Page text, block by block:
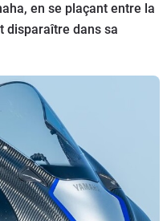
en se plaçant entre la
disparaître dans sa